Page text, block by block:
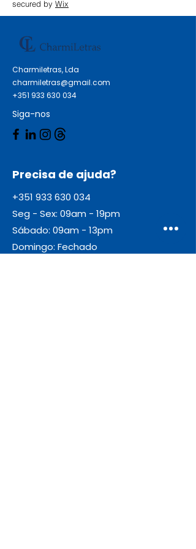
secured by Wix
Charmiletras, Lda
charmiletras@gmail.com
+351 933 630 034
Siga-nos
Precisa de ajuda?
+351 933 630 034
Seg - Sex: 09am - 19pm
Sábado: 09am - 13pm
Domingo: Fechado